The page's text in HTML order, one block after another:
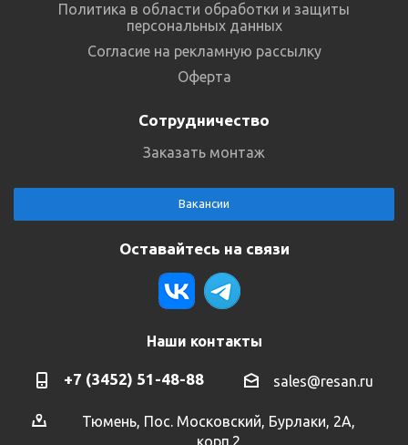
Политика в области обработки и защиты
персональных данных
Согласие на рекламную рассылку
Оферта
Сотрудничество
Заказать монтаж
Вакансии
Оставайтесь на связи
Наши контакты
+7 (3452) 51-48-88 sales@resan.ru
Тюмень, Пос. Московский, Бурлаки, 2А,
корп.2